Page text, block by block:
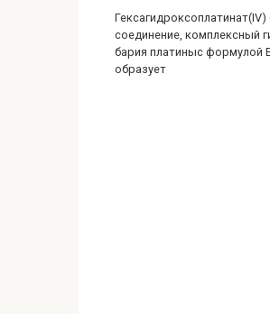
соединение, комплексный
бария платиныс формулой
образует